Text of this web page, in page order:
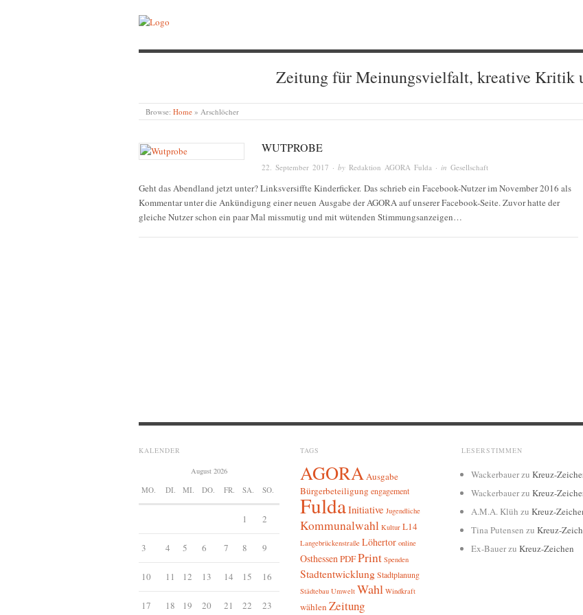
Zeitung für Meinungsvielfalt, kreative Kritik
Browse: Home » Arschlöcher
WUTPROBE
22. September 2017 · by Redaktion AGORA Fulda · in Gesellschaft
Geht das Abendland jetzt unter? Linksversiffte Kinderficker. Das schrieb ein Facebook-Nutzer im November 2016 als
Kommentar unter die Ankündigung einer neuen Ausgabe der AGORA auf unserer Facebook-Seite. Zuvor hatte der
gleiche Nutzer schon ein paar Mal missmutig und mit wütenden Stimmungsanzeigen…
KALENDER
August 2026
MO. DI. MI. DO. FR. SA. SO.
1 2
3 4 5 6 7 8 9
10 11 12 13 14 15 16
17 18 19 20 21 22 23
TAGS
AGORAAusgabe
Bürgerbeteiligung engagement
FuldaInitiative Jugendliche
Kommunalwahl Kultur L14
Langebrückenstraße Löhertor online
OsthessenPDFPrint Spenden
StadtentwicklungStadtplanung
Städtebau Umwelt Wahl Windkraft
wählen Zeitung
LESERSTIMMEN
Wackerbauerzu Kreuz-
Wackerbauerzu Kreuz-
A.M.A. Klüh zu Kreuz-
Tina Putensen zu Kreuz-
Ex-Bauerzu Kreuz-Zeichen